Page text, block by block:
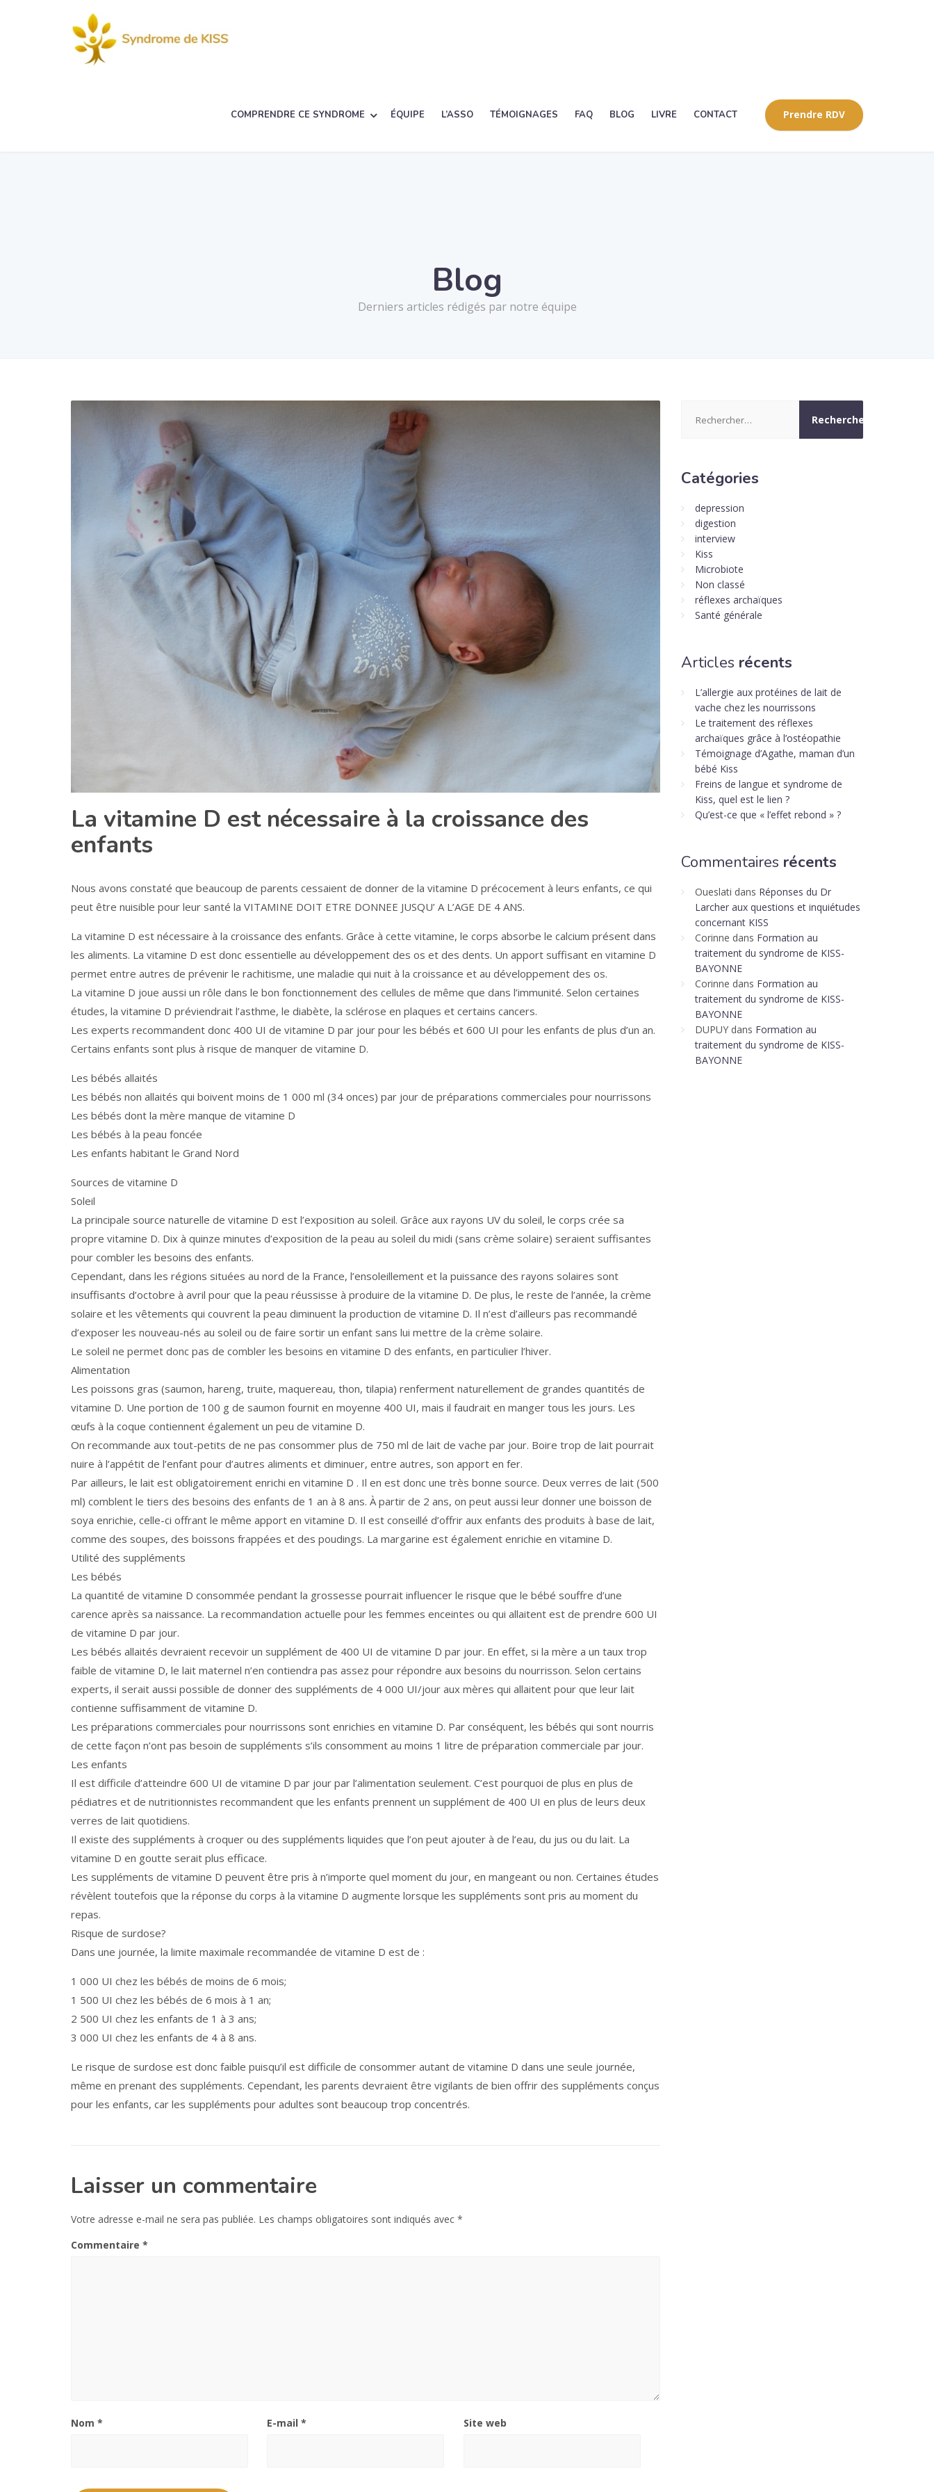
COMPRENDRE CE SYNDROME ÉQUIPE L’ASSO TÉMOIGNAGES FAQ BLOG LIVRE CONTACT Prendre RDV
Blog
Derniers articles rédigés par notre équipe
La vitamine D est nécessaire à la croissance des
enfants
Nous avons constaté que beaucoup de parents cessaient de donner de la vitamine D précocement à leurs enfants, ce qui
peut être nuisible pour leur santé la VITAMINE DOIT ETRE DONNEE JUSQU’ A L’AGE DE 4 ANS.
La vitamine D est nécessaire à la croissance des enfants. Grâce à cette vitamine, le corps absorbe le calcium présent dans
les aliments. La vitamine D est donc essentielle au développement des os et des dents. Un apport suffisant en vitamine D
permet entre autres de prévenir le rachitisme, une maladie qui nuit à la croissance et au développement des os.
La vitamine D joue aussi un rôle dans le bon fonctionnement des cellules de même que dans l’immunité. Selon certaines
études, la vitamine D préviendrait l’asthme, le diabète, la sclérose en plaques et certains cancers.
Les experts recommandent donc 400 UI de vitamine D par jour pour les bébés et 600 UI pour les enfants de plus d’un an.
Certains enfants sont plus à risque de manquer de vitamine D.
Les bébés allaités
Les bébés non allaités qui boivent moins de 1 000 ml (34 onces) par jour de préparations commerciales pour nourrissons
Les bébés dont la mère manque de vitamine D
Les bébés à la peau foncée
Les enfants habitant le Grand Nord
Sources de vitamine D
Soleil
La principale source naturelle de vitamine D est l’exposition au soleil. Grâce aux rayons UV du soleil, le corps crée sa
propre vitamine D. Dix à quinze minutes d’exposition de la peau au soleil du midi (sans crème solaire) seraient suffisantes
pour combler les besoins des enfants.
Cependant, dans les régions situées au nord de la France, l’ensoleillement et la puissance des rayons solaires sont
insuffisants d’octobre à avril pour que la peau réussisse à produire de la vitamine D. De plus, le reste de l’année, la crème
solaire et les vêtements qui couvrent la peau diminuent la production de vitamine D. Il n’est d’ailleurs pas recommandé
d’exposer les nouveau-nés au soleil ou de faire sortir un enfant sans lui mettre de la crème solaire.
Le soleil ne permet donc pas de combler les besoins en vitamine D des enfants, en particulier l’hiver.
Alimentation
Les poissons gras (saumon, hareng, truite, maquereau, thon, tilapia) renferment naturellement de grandes quantités de
vitamine D. Une portion de 100 g de saumon fournit en moyenne 400 UI, mais il faudrait en manger tous les jours. Les
œufs à la coque contiennent également un peu de vitamine D.
On recommande aux tout-petits de ne pas consommer plus de 750 ml de lait de vache par jour. Boire trop de lait pourrait
nuire à l’appétit de l’enfant pour d’autres aliments et diminuer, entre autres, son apport en fer.
Par ailleurs, le lait est obligatoirement enrichi en vitamine D . Il en est donc une très bonne source. Deux verres de lait (500
ml) comblent le tiers des besoins des enfants de 1 an à 8 ans. À partir de 2 ans, on peut aussi leur donner une boisson de
soya enrichie, celle-ci offrant le même apport en vitamine D. Il est conseillé d’offrir aux enfants des produits à base de lait,
comme des soupes, des boissons frappées et des poudings. La margarine est également enrichie en vitamine D.
Utilité des suppléments
Les bébés
La quantité de vitamine D consommée pendant la grossesse pourrait influencer le risque que le bébé souffre d’une
carence après sa naissance. La recommandation actuelle pour les femmes enceintes ou qui allaitent est de prendre 600 UI
de vitamine D par jour.
Les bébés allaités devraient recevoir un supplément de 400 UI de vitamine D par jour. En effet, si la mère a un taux trop
faible de vitamine D, le lait maternel n’en contiendra pas assez pour répondre aux besoins du nourrisson. Selon certains
experts, il serait aussi possible de donner des suppléments de 4 000 UI/jour aux mères qui allaitent pour que leur lait
contienne suffisamment de vitamine D.
Les préparations commerciales pour nourrissons sont enrichies en vitamine D. Par conséquent, les bébés qui sont nourris
de cette façon n’ont pas besoin de suppléments s’ils consomment au moins 1 litre de préparation commerciale par jour.
Les enfants
Il est difficile d’atteindre 600 UI de vitamine D par jour par l’alimentation seulement. C’est pourquoi de plus en plus de
pédiatres et de nutritionnistes recommandent que les enfants prennent un supplément de 400 UI en plus de leurs deux
verres de lait quotidiens.
Il existe des suppléments à croquer ou des suppléments liquides que l’on peut ajouter à de l’eau, du jus ou du lait. La
vitamine D en goutte serait plus efficace.
Les suppléments de vitamine D peuvent être pris à n’importe quel moment du jour, en mangeant ou non. Certaines études
révèlent toutefois que la réponse du corps à la vitamine D augmente lorsque les suppléments sont pris au moment du
repas.
Risque de surdose?
Dans une journée, la limite maximale recommandée de vitamine D est de :
1 000 UI chez les bébés de moins de 6 mois;
1 500 UI chez les bébés de 6 mois à 1 an;
2 500 UI chez les enfants de 1 à 3 ans;
3 000 UI chez les enfants de 4 à 8 ans.
Le risque de surdose est donc faible puisqu’il est difficile de consommer autant de vitamine D dans une seule journée,
même en prenant des suppléments. Cependant, les parents devraient être vigilants de bien offrir des suppléments conçus
pour les enfants, car les suppléments pour adultes sont beaucoup trop concentrés.
Laisser un commentaire
Votre adresse e-mail ne sera pas publiée. Les champs obligatoires sont indiqués avec *
Commentaire *
Nom * E-mail* Site web
Catégories
depression
digestion
interview
Kiss
Microbiote
Non classé
réflexes archaïques
Santé générale
Articles récents
L’allergie aux protéines de lait de
vache chez les nourrissons
Le traitement des réflexes
archaïques grâce à l’ostéopathie
Témoignage d’Agathe, maman d’un
bébé Kiss
Freins de langue et syndrome de
Kiss, quel est le lien ?
Qu’est-ce que « l’effet rebond » ?
Commentaires récents
Oueslati dans Réponses du Dr
Larcher aux questions et inquiétudes
concernant KISS
Corinne dans Formation au
traitement du syndrome de KISS-
BAYONNE
Corinne dans Formation au
traitement du syndrome de KISS-
BAYONNE
DUPUYdans Formation au
traitement du syndrome de KISS-
BAYONNE